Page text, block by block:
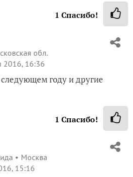
1 Спасибо!
обл.
2016, 16:36
году и другие
1 Спасибо!
Москва
15:16